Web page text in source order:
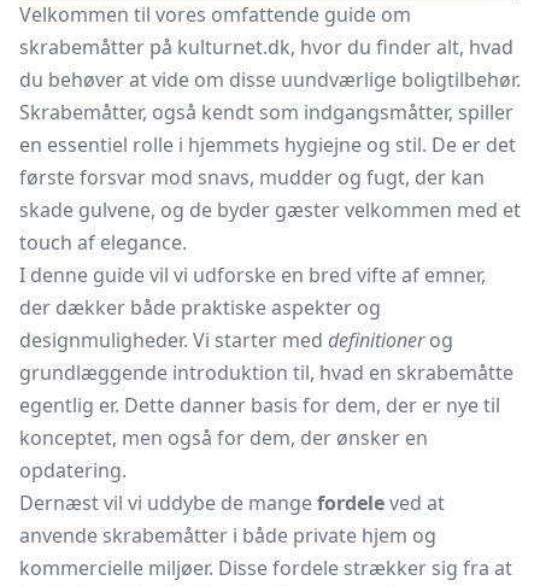
Velkommen til vores omfattende guide om
skrabemåtter på kulturnet.dk, hvor du finder alt, hvad
du behøver at vide om disse uundværlige boligtilbehør.
Skrabemåtter, også kendt som indgangsmåtter, spiller
en essentiel rolle i hjemmets hygiejne og stil. De er det
første forsvar mod snavs, mudder og fugt, der kan
skade gulvene, og de byder gæster velkommen med et
touch af elegance.
I denne guide vil vi udforske en bred vifte af emner,
der dækker både praktiske aspekter og
designmuligheder. Vi starter med definitionerog
grundlæggende introduktion til, hvad en skrabemåtte
egentlig er. Dette danner basis for dem, der er nye til
konceptet, men også for dem, der ønsker en
opdatering.
Dernæst vil vi uddybe de mangefordeleved at
anvende skrabemåtter i både private hjem og
kommercielle miljøer. Disse fordele strækker sig fra at